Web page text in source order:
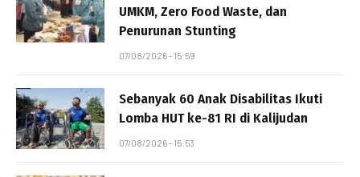
UMKM, Zero Food Waste, dan
Penurunan Stunting
07/08/2026 - 15:59
Sebanyak 60 Anak Disabilitas Ikuti
Lomba HUT ke-81 RI di Kalijudan
07/08/2026 - 15:53